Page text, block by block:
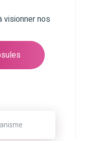
visionner nos